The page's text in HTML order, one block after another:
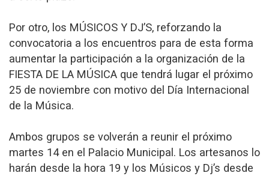
Por otro, los MÚSICOS Y DJ’S, reforzando la
convocatoria a los encuentros para de esta forma
aumentar la participación a la organización de la
FIESTA DE LA MÚSICA que tendrá lugar el próximo
25 de noviembre con motivo del Día Internacional
de la Música.
Ambos grupos se volverán a reunir el próximo
martes 14 en el Palacio Municipal. Los artesanos lo
harán desde la hora 19 y los Músicos y Dj’s desde